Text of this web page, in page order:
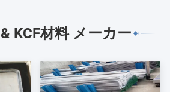
KCF材料 メーカー